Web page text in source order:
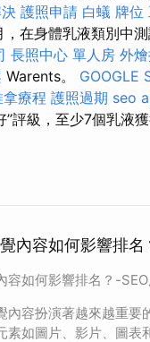
護照申請 白蟻 牌位
，在身體乳液類別中
長照中心 單人房 外
Warents。 GOOGLE
療程 護照過期 seo
”評級，至少7個乳液
內容如何影響排名
容如何影響排名？-
內容扮演著越來越重要
素如圖片、影片、圖表